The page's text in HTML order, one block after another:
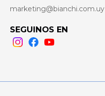
marketing@bianchi.com.uy
SEGUINOS EN
Instagram
FacebookYoutube